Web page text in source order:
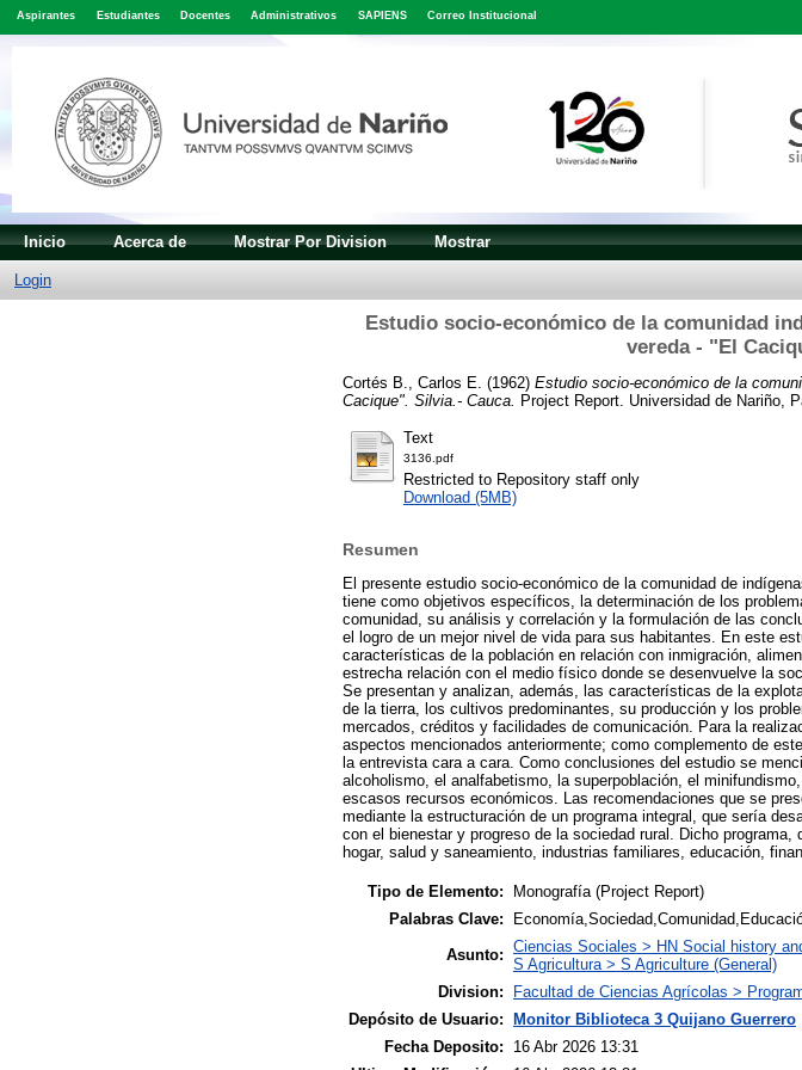
Aspirantes Estudiantes Docentes Administrativos SAPIENS Correo Institucional
Inicio Acerca de Mostrar Por Division Mostrar
Login
Estudio socio-económico de la comunidad
vereda - "El
Cortés B., Carlos E. (1962) Estudio socio-económico de la
Cacique". Silvia.- Cauca. Project Report. Universidad de Nariño,
Text
3136.pdf
Restricted to Repository staff only
Download (5MB)
Resumen
El presente estudio socio-económico de la comunidad de
tiene como objetivos específicos, la determinación de los
comunidad, su análisis y correlación y la formulación de las
el logro de un mejor nivel de vida para sus habitantes. En este
características de la población en relación con inmigración,
estrecha relación con el medio físico donde se desenvuelve la
Se presentan y analizan, además, las características de la
de la tierra, los cultivos predominantes, su producción y los
mercados, créditos y facilidades de comunicación. Para la
aspectos mencionados anteriormente; como complemento de
la entrevista cara a cara. Como conclusiones del estudio se
alcoholismo, el analfabetismo, la superpoblación, el
escasos recursos económicos. Las recomendaciones que se
mediante la estructuración de un programa integral, que sería
con el bienestar y progreso de la sociedad rural. Dicho
hogar, salud y saneamiento, industrias familiares, educación,
Tipo de Elemento:
Monografía (Project Report)
Palabras Clave:
Asunto: Ciencias Sociales > HN Social history
S Agricultura > S Agriculture (General)
Division:
Facultad de Ciencias Agrícolas >
Depósito de Usuario: Monitor Biblioteca 3 Quijano Guerrero
Fecha Deposito:
16 Abr 2026 13:31